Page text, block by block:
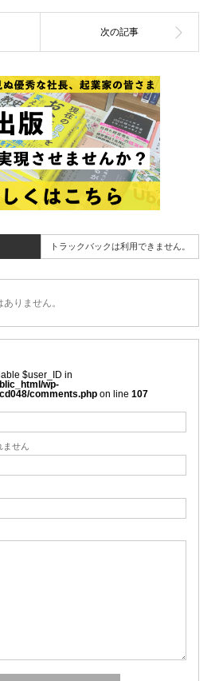
トラックバックは利用できません。
りません。
$user_ID in
wp-
comments.phpon line 107
ません